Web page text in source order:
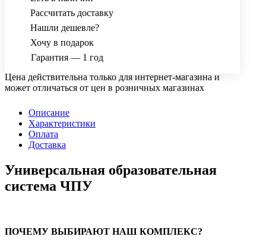
Рассчитать доставку
Нашли дешевле?
Хочу в подарок
Гарантия — 1 год
Цена действительна только для интернет-магазина и
может отличаться от цен в розничных магазинах
Описание
Характеристики
Оплата
Доставка
Универсальная образовательная
система ЧПУ
ПОЧЕМУ ВЫБИРАЮТ НАШ КОМПЛЕКС?